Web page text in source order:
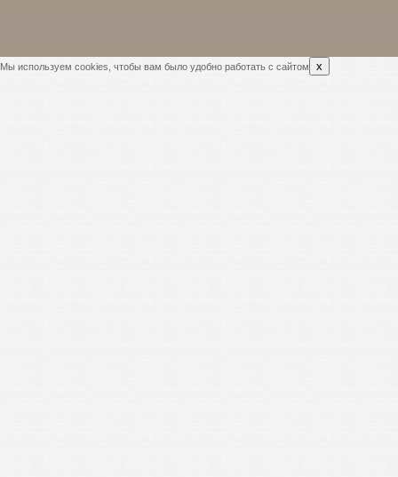
Мы используем cookies, чтобы вам было удобно работать с сайтом x